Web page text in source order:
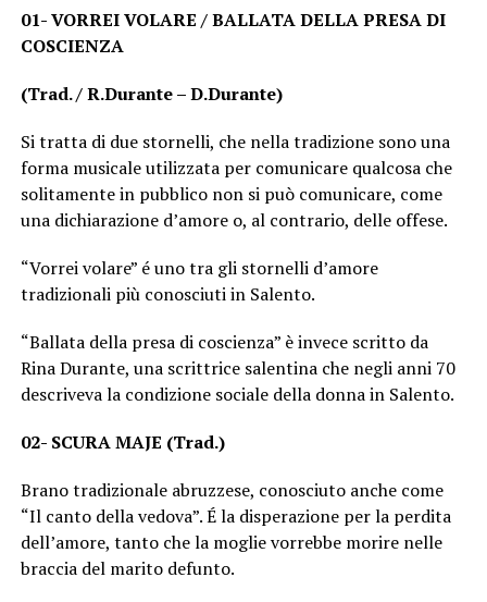
01- VORREI VOLARE / BALLATA DELLA PRESA DI
COSCIENZA
(Trad. / R.Durante – D.Durante)
Si tratta di due stornelli, che nella tradizione sono una
forma musicale utilizzata per comunicare qualcosa che
solitamente in pubblico non si può comunicare, come
una dichiarazione d’amore o, al contrario, delle offese.
“Vorrei volare” é uno tra gli stornelli d’amore
tradizionali più conosciuti in Salento.
“Ballata della presa di coscienza” è invece scritto da
Rina Durante, una scrittrice salentina che negli anni 70
descriveva la condizione sociale della donna in Salento.
02- SCURA MAJE (Trad.)
Brano tradizionale abruzzese, conosciuto anche come
“Il canto della vedova”. É la disperazione per la perdita
dell’amore, tanto che la moglie vorrebbe morire nelle
braccia del marito defunto.